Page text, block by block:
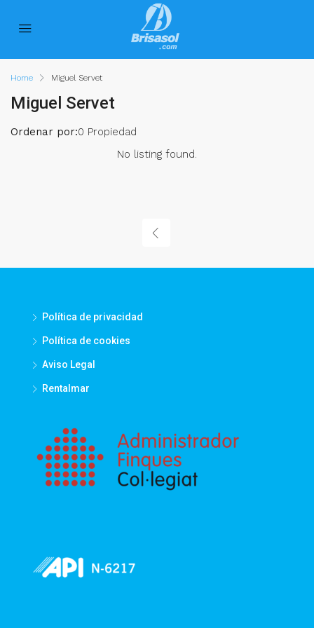
Home Miguel Servet
Miguel Servet
0 Propiedad
Ordenar por:
No listing found.
Política de privacidad
Política de cookies
Aviso Legal
Rentalmar